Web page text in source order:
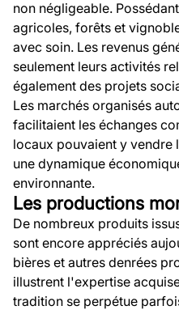
non négligeable.
agricoles, forêts et
avec soin. Les revenus
seulement leurs activités
également des projets
Les marchés organisés
facilitaient les échanges
locaux pouvaient y vendre
une dynamique
environnante.
Les productions
De nombreux produits
sont encore appréciés
bières et autres denrées
illustrent l'expertise
tradition se perpétue